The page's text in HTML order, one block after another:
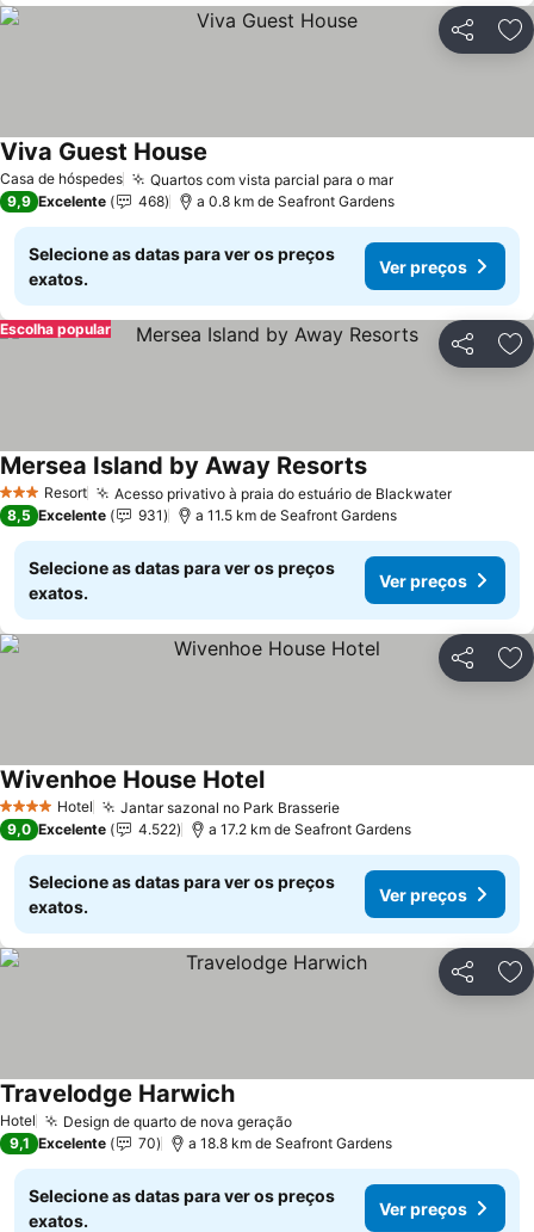
Partilhar
Casa de hóspedes Quartos com vista parcial para o marVer preços
Viva Guest House
9,9 Excelente 468 a 0.8 km de Seafront Gardens
Selecione as datas para ver os preços
exatos.
Ver preços
Partilhar
Escolha popular
3 EstrelasResort Acesso privativo à praia do estuário de BlackwaterVer
Mersea Island by Away ResortsVer preços
8,5 Excelente 931 a 11.5 km de Seafront Gardens
Selecione as datas para ver os preços
exatos.
Ver preços
Partilhar
4 EstrelasHotel Jantar sazonal no Park BrasserieVer preços
Wivenhoe House HotelVer preços
9,0 Excelente 4.522 a 17.2 km de Seafront Gardens
Selecione as datas para ver os preços
exatos.
Ver preços
Partilhar
Hotel Design de quarto de nova geraçãoVer preços
Travelodge HarwichVer preços
9,1 Excelente 70 a 18.8 km de Seafront Gardens
Selecione as datas para ver os preços
exatos.
Ver preços